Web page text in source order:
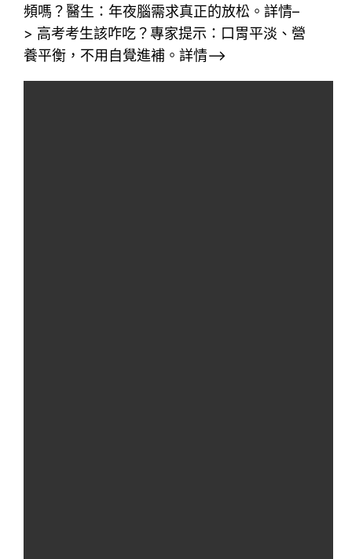
頻嗎？醫生：年夜腦需求真正的放松。詳情–
> 高考考生該咋吃？專家提示：口胃平淡、營
養平衡，不用自覺進補。詳情–>